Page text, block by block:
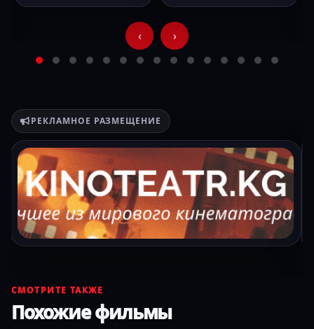
‹ ›
РЕКЛАМНОЕ РАЗМЕЩЕНИЕ
СМОТРИТЕ ТАКЖЕ
Похожие фильмы